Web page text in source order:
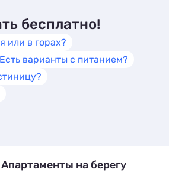
бесплатно!
или в горах?
Есть варианты с питанием?
Апартаменты на берегу